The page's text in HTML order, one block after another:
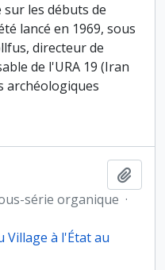
les débuts de
lancé en 1969, sous
directeur de
de l'URA 19 (Iran
archéologiques
série organique ·
Village à l'État au